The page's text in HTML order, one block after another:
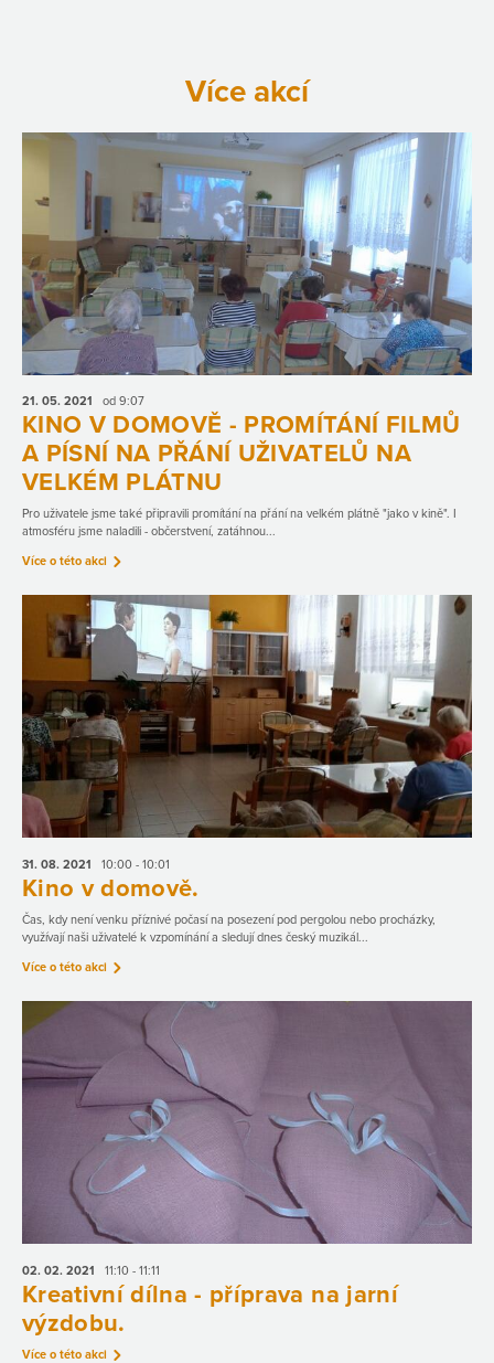
Více akcí
21. 05. 2021 od 9:07
KINO V DOMOVĚ - PROMÍTÁNÍ FILMŮ
A PÍSNÍ NA PŘÁNÍ UŽIVATELŮ NA
VELKÉM PLÁTNU
Pro uživatele jsme také připravili promítání na přání na velkém plátně "jako v kině". I
atmosféru jsme naladili - občerstvení, zatáhnou...
Více o této akci
31. 08. 2021 10:00 - 10:01
Kino v domově.
Čas, kdy není venku příznivé počasí na posezení pod pergolou nebo procházky,
využívají naši uživatelé k vzpomínání a sledují dnes český muzikál...
Více o této akci
02. 02. 2021 11:10 - 11:11
Kreativní dílna - příprava na jarní
výzdobu.
Více o této akci